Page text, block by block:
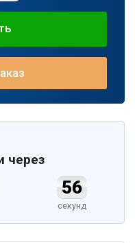
через
56
секунд